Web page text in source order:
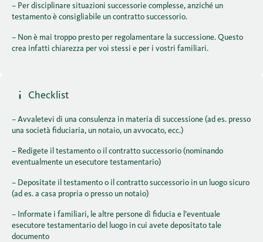
– Per disciplinare situazioni successorie complesse, anziché un
testamento è consigliabile un contratto successorio.
– Non è mai troppo presto per regolamentare la successione. Questo
crea infatti chiarezza per voi stessi e per i vostri familiari.
Checklist
– Avvaletevi di una consulenza in materia di successione (ad es. presso
una società fiduciaria, un notaio, un avvocato, ecc.)
– Redigete il testamento o il contratto successorio (nominando
eventualmente un esecutore testamentario)
– Depositate il testamento o il contratto successorio in un luogo sicuro
(ad es. a casa propria o presso un notaio)
– Informate i familiari, le altre persone di fiducia e l’eventuale
esecutore testamentario del luogo in cui avete depositato tale
documento